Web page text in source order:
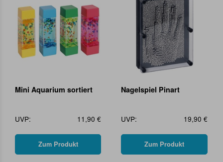
Mini Aquarium sortiert
UVP: 11,90 €
Zum Produkt
Nagelspiel Pinart
UVP: 19,90 €
Zum Produkt